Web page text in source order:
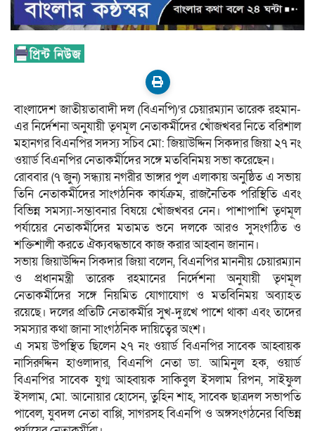
বাংলাদেশ জাতীয়তাবাদী দল (বিএনপি)’র চেয়ারম্যান তারেক রহমান-
এর নির্দেশনা অনুযায়ী তৃণমূল নেতাকর্মীদের খোঁজখবর নিতে বরিশাল
মহানগর বিএনপির সদস্য সচিব মো: জিয়াউদ্দিন সিকদার জিয়া ২৭ নং
ওয়ার্ড বিএনপির নেতাকর্মীদের সঙ্গে মতবিনিময় সভা করেছেন।
রোববার (৭ জুন) সন্ধ্যায় নগরীর ভাঙ্গার পুল এলাকায় অনুষ্ঠিত এ সভায়
তিনি নেতাকর্মীদের সাংগঠনিক কার্যক্রম, রাজনৈতিক পরিস্থিতি এবং
বিভিন্ন সমস্যা-সম্ভাবনার বিষয়ে খোঁজখবর নেন। পাশাপাশি তৃণমূল
পর্যায়ের নেতাকর্মীদের মতামত শুনে দলকে আরও সুসংগঠিত ও
শক্তিশালী করতে ঐক্যবদ্ধভাবে কাজ করার আহ্বান জানান।
সভায় জিয়াউদ্দিন সিকদার জিয়া বলেন, বিএনপির মাননীয় চেয়ারম্যান
ও প্রধানমন্ত্রী তারেক রহমানের নির্দেশনা অনুযায়ী তৃণমূল
নেতাকর্মীদের সঙ্গে নিয়মিত যোগাযোগ ও মতবিনিময় অব্যাহত
রয়েছে। দলের প্রতিটি নেতাকর্মীর সুখ-দুঃখে পাশে থাকা এবং তাদের
সমস্যার কথা জানা সাংগঠনিক দায়িত্বের অংশ।
এ সময় উপস্থিত ছিলেন ২৭ নং ওয়ার্ড বিএনপির সাবেক আহ্বায়ক
নাসিরুদ্দিন হাওলাদার, বিএনপি নেতা ডা. আমিনুল হক, ওয়ার্ড
বিএনপির সাবেক যুগ্ম আহ্বায়ক সাকিবুল ইসলাম রিপন, সাইফুল
ইসলাম, মো. আনোয়ার হোসেন, তুহিন শাহ, সাবেক ছাত্রদল সভাপতি
পাবেল, যুবদল নেতা বাপ্পি, সাগরসহ বিএনপি ও অঙ্গসংগঠনের বিভিন্ন